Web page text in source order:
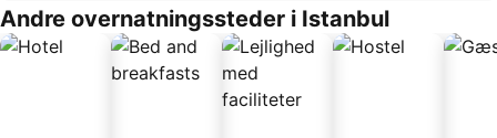
Andre overnatningssteder i Istanbul